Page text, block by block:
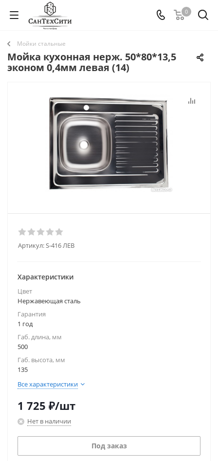
0
Мойки стальные
Мойка кухонная нерж. 50*80*13,5
эконом 0,4мм левая (14)
Артикул:S-416 ЛЕВ
Характеристики
Цвет
Нержавеющая сталь
Гарантия
1 год
Габ. длина, мм
500
Габ. высота, мм
135
Все характеристики
1 725 ₽/шт
Нет в наличии
Под заказ